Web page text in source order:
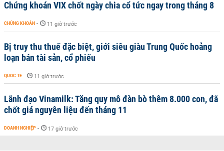
Chứng khoán VIX chốt ngày chia cổ tức ngay trong tháng 8
CHỨNG KHOÁN - 11 giờ trước
Bị truy thu thuế đặc biệt, giới siêu giàu Trung Quốc hoảng
loạn bán tài sản, cổ phiếu
QUỐC TẾ - 11 giờ trước
Lãnh đạo Vinamilk: Tăng quy mô đàn bò thêm 8.000 con, đã
chốt giá nguyên liệu đến tháng 11
DOANH NGHIỆP - 17 giờ trước